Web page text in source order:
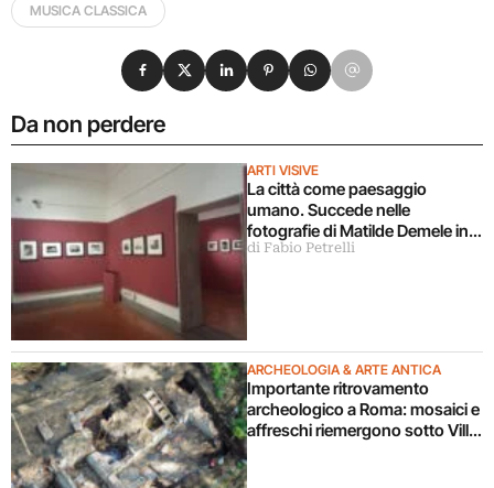
MUSICA CLASSICA
Da non perdere
ARTI VISIVE
La città come paesaggio
umano. Succede nelle
fotografie di Matilde Demele in
mostra a Roma
di Fabio Petrelli
ARCHEOLOGIA & ARTE ANTICA
Importante ritrovamento
archeologico a Roma: mosaici e
affreschi riemergono sotto Villa
Condividi su Facebook
Condividi su X
Condividi su LinkedIn
Condividi su Pinterest
Condividi su WhatsApp
Condividi su Email